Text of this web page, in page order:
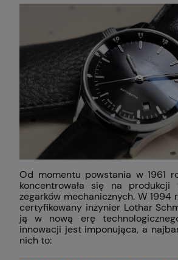
Od momentu powstania w 1961
koncentrowała się na produkcji
zegarków mechanicznych. W 1994
certyfikowany inżynier Lothar
ją w nową erę
innowacji jest imponująca, a
nich to: